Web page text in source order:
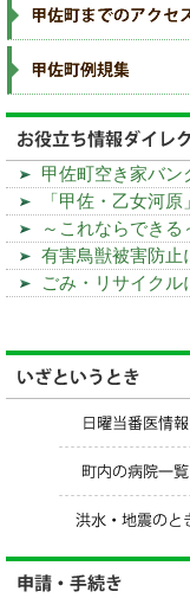
甲佐町空き家バン
「甲佐・乙女河
～これならでき
有害鳥獣被害防止
ごみ・リサイクル